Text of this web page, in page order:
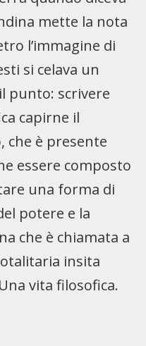
mette la nota
l’immagine di
si celava un
punto: scrivere
capirne il
che è presente
essere composto
una forma di
potere e la
che è chiamata a
insita
vita filosofica.